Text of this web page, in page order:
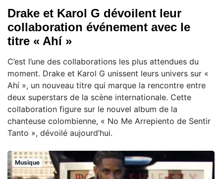
Drake et Karol G dévoilent leur
collaboration événement avec le
titre « Ahí »
C’est l’une des collaborations les plus attendues du
moment. Drake et Karol G unissent leurs univers sur «
Ahí », un nouveau titre qui marque la rencontre entre
deux superstars de la scène internationale. Cette
collaboration figure sur le nouvel album de la
chanteuse colombienne, « No Me Arrepiento de Sentir
Tanto », dévoilé aujourd’hui.
Musique